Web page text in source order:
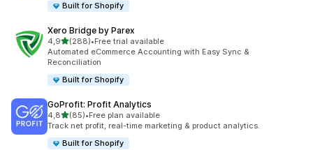
Built for Shopify
Xero Bridge by Parex
4,95 yıldız üzerinden
(288)
toplam 288 değerlendirme
•Free trial available
Automated eCommerce Accounting with Easy Sync &
Reconciliation
Built for Shopify
GoProfit: Profit Analytics
4,85 yıldız üzerinden
(85)
toplam 85 değerlendirme
•Free plan available
Track net profit, real-time marketing & product analytics.
Built for Shopify